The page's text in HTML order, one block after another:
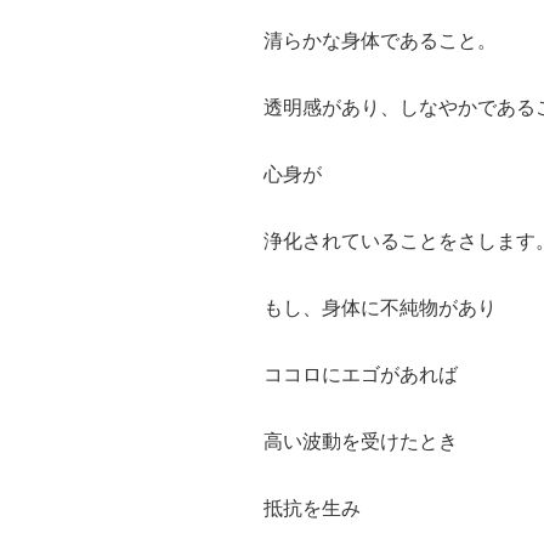
清らかな身体であること。
透明感があり、しなやかである
心身が
浄化されていることをさします。
もし、身体に不純物があり
ココロにエゴがあれば
高い波動を受けたとき
抵抗を生み